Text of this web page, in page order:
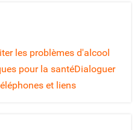
les problèmes d'alcool
pour la santéDialoguer
et liens